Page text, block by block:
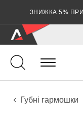
ЗНИЖКА 5%
Духові
Губні гармошки
Інструменти
Губні гармошки